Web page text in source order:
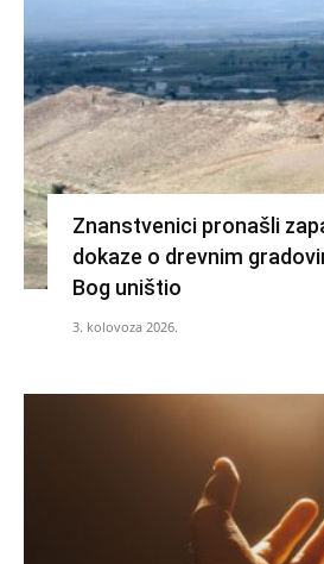
Znanstvenici pronašli
dokaze o drevnim
Bog uništio
3. kolovoza 2026.